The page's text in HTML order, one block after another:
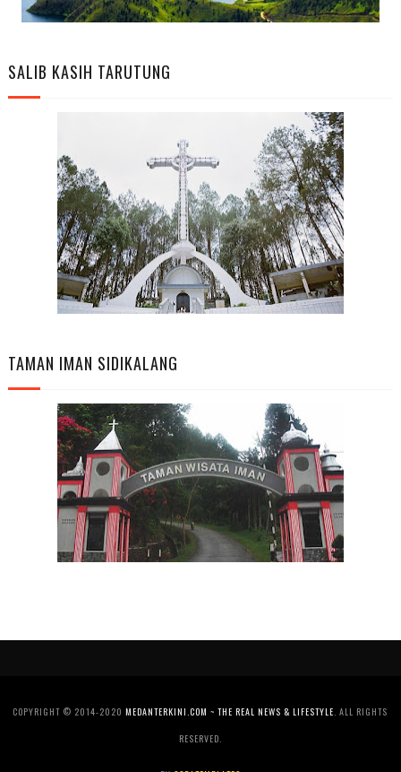
SALIB KASIH TARUTUNG
TAMAN IMAN SIDIKALANG
COPYRIGHT © 2014-2020MEDANTERKINI.COM ~ THE REAL NEWS & LIFESTYLE . ALL RIGHTS
RESERVED.